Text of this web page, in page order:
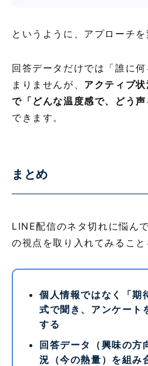
というように、アプローチを
回答データだけでは「誰に
まりませんが、 アクティブ
で「どんな温度感で、どう
できます。
まとめ
LINE配信のネタ切れに悩ん
の視点を取り入れてみること
個人情報ではなく「期
式で聞き、アンケート
する
回答データ（興味の方
況（今の熱量）を組み